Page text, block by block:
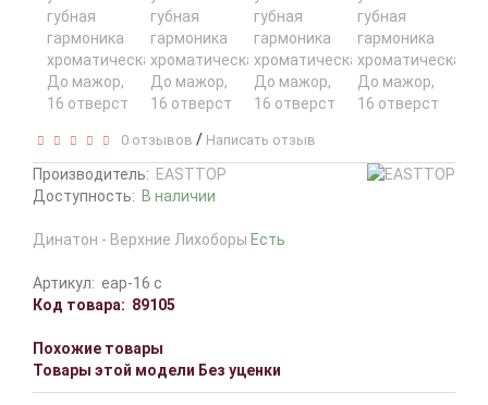
0 отзывов / Написать отзыв
Производитель: EASTTOP
Доступность: В наличии
Динатон - Верхние Лихоборы Есть
Артикул: eap-16 c
Код товара: 89105
Похожие товары
Товары этой модели Без уценки